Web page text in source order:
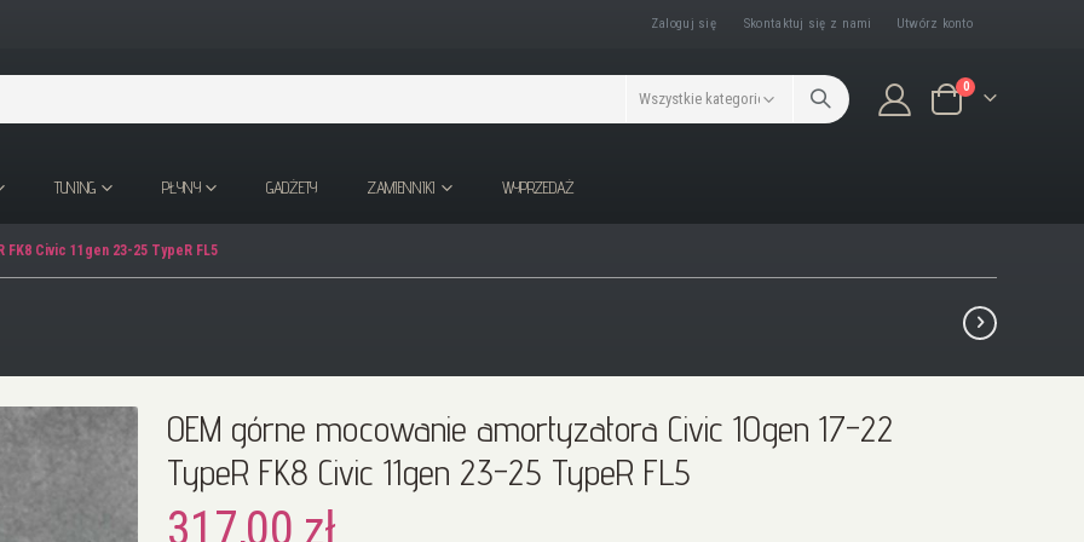
Zaloguj się Skontaktuj się z nami Utwórz konto
Koszyk
0produkty/ów
TUNING PŁYNY GADŻETY ZAMIENNIKI WYPRZEDAŻ
Civic 11gen 23-25 TypeR FL5
OEM górne mocowanie amortyzatora Civic 10gen 17-22
TypeR FK8 Civic 11gen 23-25 TypeR FL5
317,00 zł